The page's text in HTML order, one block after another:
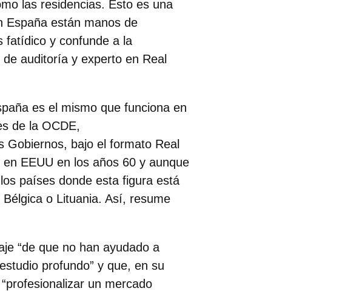
las residencias. Esto es una
España están manos de
fatídico y confunde a la
auditoría y experto en Real
es el mismo que funciona en
de la OCDE,
Gobiernos, bajo el formato Real
EEUU en los años 60 y aunque
países donde esta figura está
o Lituania. Así, resume
“de que no han ayudado a
profundo” y que, en su
un mercado